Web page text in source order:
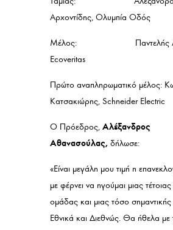
Αρχοντίδης, Ολυμπία Οδός
Μέλος: Παντελής
Ecoveritas
Πρώτο αναπληρωματικό μέλος:
Κατσακιώρης, Schneider Electric
O Πρόεδρος,Αλέξανδρος
Αθανασούλας, δήλωσε:
«Είναι μεγάλη μου τιμή η
με φέρνει να ηγούμαι μιας τέτοιας
ομάδας και μιας τόσο
Εθνικά και Διεθνώς. Θα ήθελα με